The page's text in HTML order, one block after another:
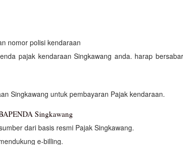
nomor polisi kendaraan
pajak kendaraan Singkawang anda. harap
Singkawang untuk pembayaran Pajak kendaraan.
Singkawang
dari basis resmi Pajak Singkawang.
e-billing.